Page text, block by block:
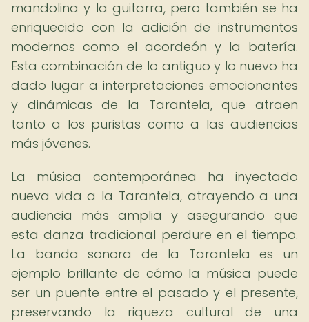
mandolina y la guitarra, pero también se ha
enriquecido con la adición de instrumentos
modernos como el acordeón y la batería.
Esta combinación de lo antiguo y lo nuevo ha
dado lugar a interpretaciones emocionantes
y dinámicas de la Tarantela, que atraen
tanto a los puristas como a las audiencias
más jóvenes.
La música contemporánea ha inyectado
nueva vida a la Tarantela, atrayendo a una
audiencia más amplia y asegurando que
esta danza tradicional perdure en el tiempo.
La banda sonora de la Tarantela es un
ejemplo brillante de cómo la música puede
ser un puente entre el pasado y el presente,
preservando la riqueza cultural de una